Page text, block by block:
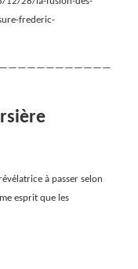
frederic-
à passer selon
esprit que les